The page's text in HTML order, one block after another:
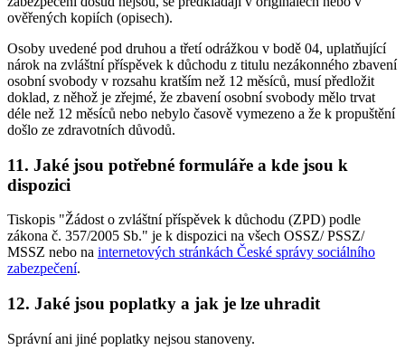
ověřených kopiích (opisech).
Osoby uvedené pod druhou a třetí odrážkou v bodě 04, uplatňující
nárok na zvláštní příspěvek k důchodu z titulu nezákonného zbavení
osobní svobody v rozsahu kratším než 12 měsíců, musí předložit
doklad, z něhož je zřejmé, že zbavení osobní svobody mělo trvat
déle než 12 měsíců nebo nebylo časově vymezeno a že k propuštění
došlo ze zdravotních důvodů.
11. Jaké jsou potřebné formuláře a kde jsou k
dispozici
Tiskopis "Žádost o zvláštní příspěvek k důchodu (ZPD) podle
zákona č. 357/2005 Sb." je k dispozici na všech OSSZ/ PSSZ/
MSSZ nebo na internetových stránkách České správy sociálního
zabezpečení.
12. Jaké jsou poplatky a jak je lze uhradit
Správní ani jiné poplatky nejsou stanoveny.